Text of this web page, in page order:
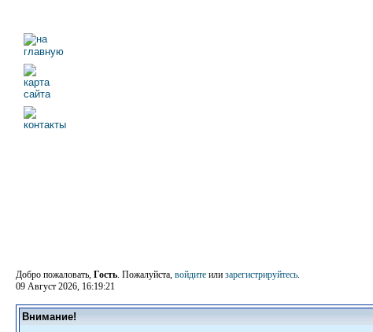
Добро пожаловать, Гость. Пожалуйста, войдите или зарегистрируйтесь.
09 Август 2026, 16:19:21
Внимание!